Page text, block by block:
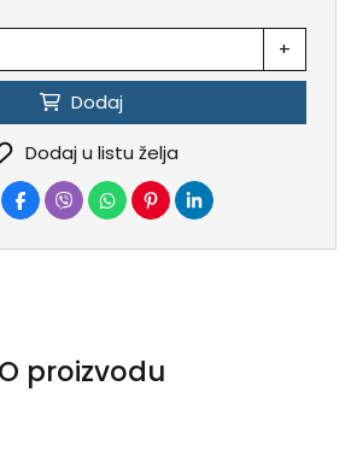
+
Dodaj
Dodaj u listu želja
O proizvodu